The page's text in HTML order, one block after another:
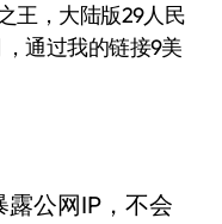
王，大陆版29人民
通过我的链接9美
公网IP，不会